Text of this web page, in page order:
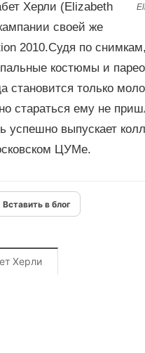
Херли (Elizabeth
своей же
2010.Судя по
костюмы и
становится только
стараться ему не
успешно выпускает
ЦУМе.
Вставить в блог
Херли